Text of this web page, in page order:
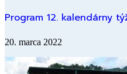
Program 12. kalendárny
20. marca 2022